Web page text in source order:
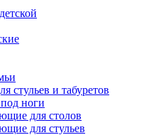
стульев и табуретов
ноги
для столов
для стульев